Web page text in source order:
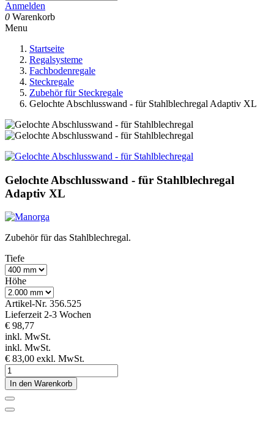
Anmelden
0 Warenkorb
Menu
Startseite
Regalsysteme
Fachbodenregale
Steckregale
Zubehör für Steckregale
Gelochte Abschlusswand - für Stahlblechregal Adaptiv XL
Gelochte Abschlusswand - für Stahlblechregal
Adaptiv XL
Zubehör für das Stahlblechregal.
Tiefe
Höhe
Artikel-Nr. 356.525
Lieferzeit 2-3 Wochen
€ 98,77
inkl. MwSt.
inkl. MwSt.
€ 83,00 exkl. MwSt.
In den Warenkorb